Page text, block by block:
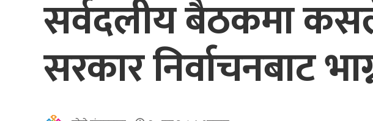
सर्वदलीय बैठकमा
सरकार निर्वाचनबाट